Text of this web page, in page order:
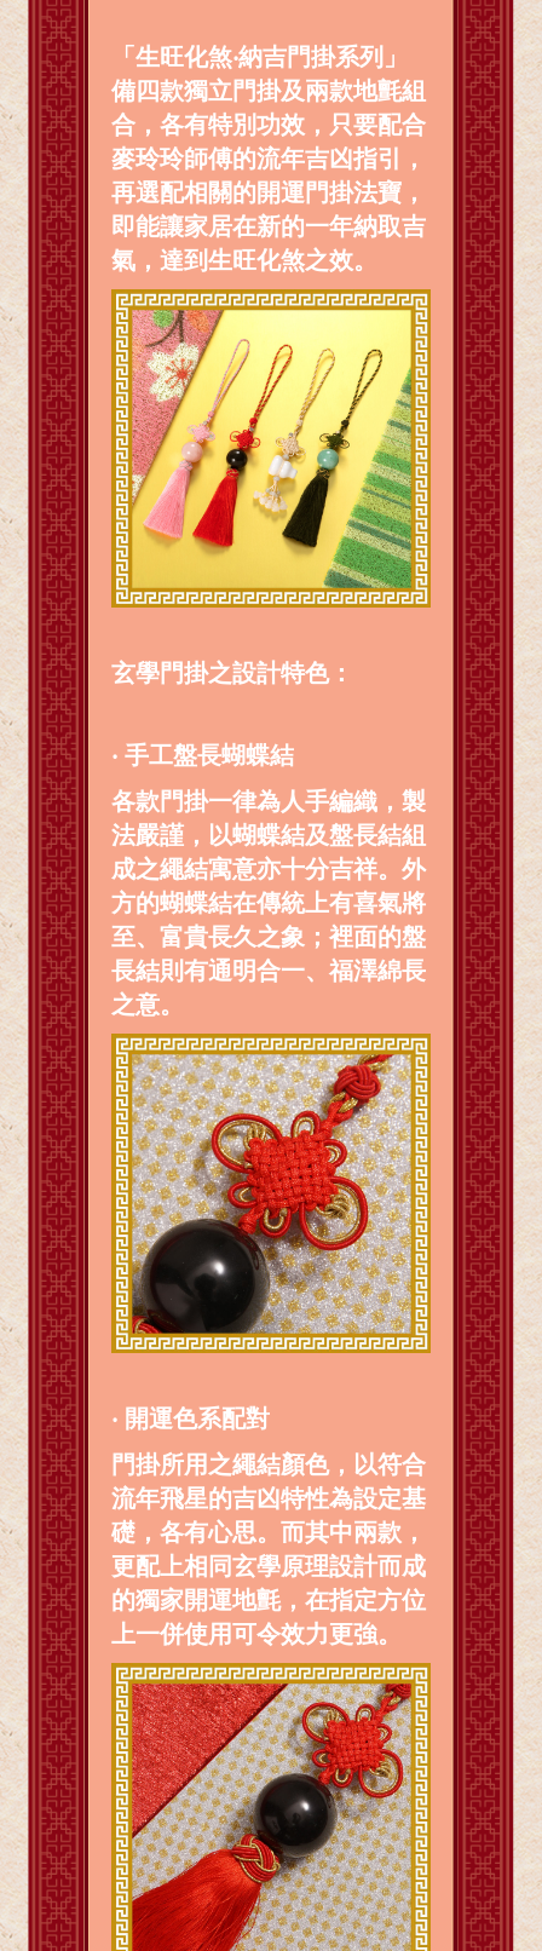
「生旺化煞‧納吉門掛系列」
備四款獨立門掛及兩款地氈組
合，各有特別功效，只要配合
麥玲玲師傅的流年吉凶指引，
再選配相關的開運門掛法寶，
即能讓家居在新的一年納取吉
氣，達到生旺化煞之效。
玄學門掛之設計特色：
‧ 手工盤長蝴蝶結
各款門掛一律為人手編織，製
法嚴謹，以蝴蝶結及盤長結組
成之繩結寓意亦十分吉祥。外
方的蝴蝶結在傳統上有喜氣將
至、富貴長久之象；裡面的盤
長結則有通明合一、福澤綿長
之意。
‧ 開運色系配對
門掛所用之繩結顏色，以符合
流年飛星的吉凶特性為設定基
礎，各有心思。而其中兩款，
更配上相同玄學原理設計而成
的獨家開運地氈，在指定方位
上一併使用可令效力更強。